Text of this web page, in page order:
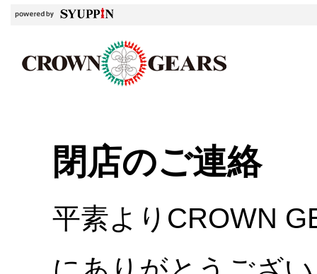
閉店のご連絡
平素よりCROWN